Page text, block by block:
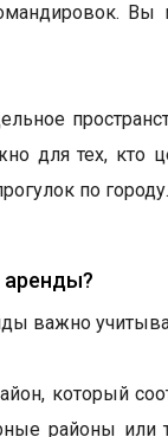
Вы
для тех, кто
по городу.
важно
который
районы или